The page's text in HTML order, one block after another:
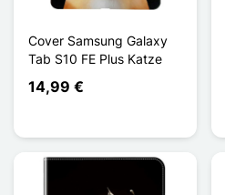
Cover Samsung Galaxy
Tab S10 FE Plus Katze
14,99 €